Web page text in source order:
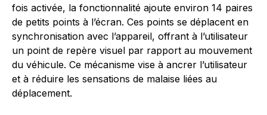
fois activée, la fonctionnalité ajoute environ 14 paires
de petits points à l’écran. Ces points se déplacent en
synchronisation avec l’appareil, offrant à l’utilisateur
un point de repère visuel par rapport au mouvement
du véhicule. Ce mécanisme vise à ancrer l’utilisateur
et à réduire les sensations de malaise liées au
déplacement.